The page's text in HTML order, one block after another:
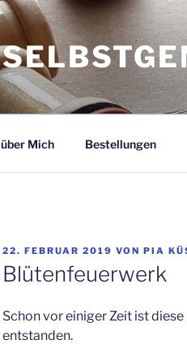
über Mich Bestellungen
VERÖFFENTLICHT
AM
22. FEBRUAR 2019 VON PIA
Blütenfeuerwerk
Schon vor einiger Zeit ist
entstanden.